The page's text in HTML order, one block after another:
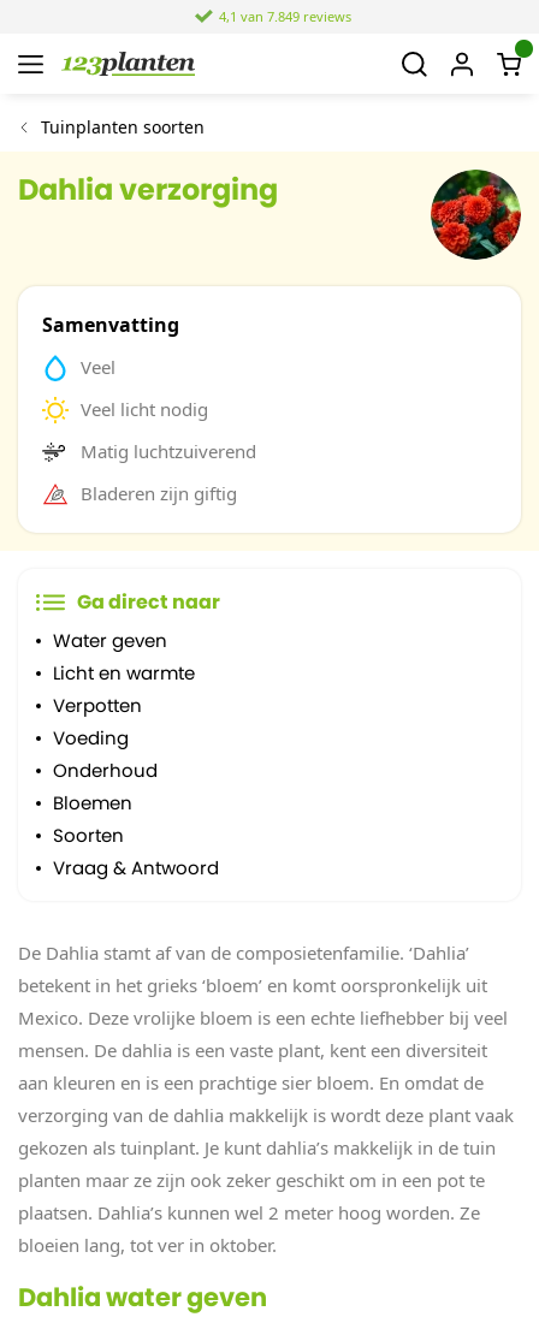
4,1 van 7.849 reviews
Tuinplanten soorten
Dahlia verzorging
Samenvatting
Veel
Veel licht nodig
Matig luchtzuiverend
Bladeren zijn giftig
De Dahlia stamt af van de composietenfamilie. ‘Dahlia’
betekent in het grieks ‘bloem’ en komt oorspronkelijk uit
Mexico. Deze vrolijke bloem is een echte liefhebber bij veel
mensen. De dahlia is een vaste plant, kent een diversiteit
aan kleuren en is een prachtige sier bloem. En omdat de
verzorging van de dahlia makkelijk is wordt deze plant vaak
gekozen als tuinplant. Je kunt dahlia’s makkelijk in de tuin
planten maar ze zijn ook zeker geschikt om in een pot te
plaatsen. Dahlia’s kunnen wel 2 meter hoog worden. Ze
bloeien lang, tot ver in oktober.
Dahlia water geven
Ga direct naar
Water geven
Licht en warmte
Verpotten
Voeding
Onderhoud
Bloemen
Soorten
Vraag & Antwoord